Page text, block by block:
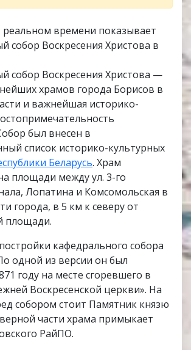
реальном времени показывает
собор Воскресения Христова в
собор Воскресения Христова —
храмов города Борисов в
и важнейшая историко-
был внесен в
список историко-культурных
Беларусь. Храм
площади между ул. 3-го
Лопатина и Комсомольская в
города, в 5 км к северу от
площади.
кафедрального собора
одной из версии он был
году на месте сгоревшего в
Воскресенской церкви». На
собором стоит Памятник князю
части храма примыкает
РайПО.